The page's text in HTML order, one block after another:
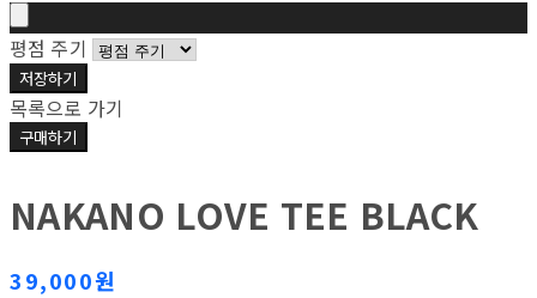
평점 주기
저장하기
목록으로 가기
구매하기
NAKANO LOVE TEE BLACK
39,000원